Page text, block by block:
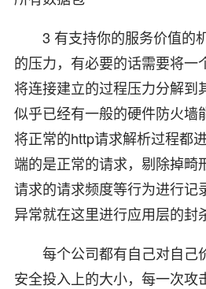
3 有支持你的服务价值的
的压力，有必要的话需要将一
将连接建立的过程压力分解到
似乎已经有一般的硬件防火墙
将正常的http请求解析过程都
端的是正常的请求，剔除掉畸
请求的请求频度等行为进行记
异常就在这里进行应用层的封
每个公司都有自己对自己
安全投入上的大小，每一次攻